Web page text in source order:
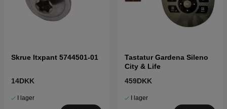
Skrue Itxpant 5744501-01
14DKK
I lager
Tastatur Gardena Sileno
City & Life
459DKK
I lager